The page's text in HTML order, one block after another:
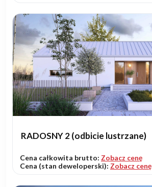
RADOSNY 2 (odbicie lustrzane)
Cena całkowita brutto: Zobacz cenę
Cena (stan deweloperski): Zobacz cenę